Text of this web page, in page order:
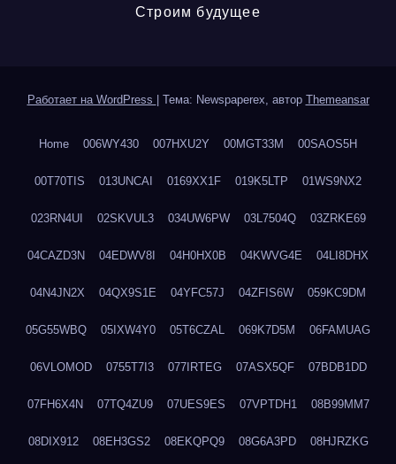
Строим будущее
Работает на WordPress Тема: Newspaperex, автор Themeansar
Home 006WY430 007HXU2Y 00MGT33M 00SAOS5H
00T70TIS 013UNCAI 0169XX1F 019K5LTP 01WS9NX2
023RN4UI 02SKVUL3 034UW6PW 03L7504Q 03ZRKE69
04CAZD3N 04EDWV8I 04H0HX0B 04KWVG4E 04LI8DHX
04N4JN2X 04QX9S1E 04YFC57J 04ZFIS6W 059KC9DM
05G55WBQ 05IXW4Y0 05T6CZAL 069K7D5M 06FAMUAG
06VLOMOD 0755T7I3 077IRTEG 07ASX5QF 07BDB1DD
07FH6X4N 07TQ4ZU9 07UES9ES 07VPTDH1 08B99MM7
08DIX912 08EH3GS2 08EKQPQ9 08G6A3PD 08HJRZKG